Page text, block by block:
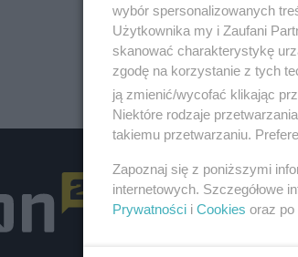
NATO
wybór spersonalizowanych
Użytkownika my i Zaufani
skanować charakterystykę
zgodę na korzystanie z tych
ją zmienić/wycofać klikając
Niektóre rodzaje
takiemu przetwarzaniu.
Zapoznaj się z poniższymi
internetowych. Szczegółowe
Prywatności i Cookies oraz po